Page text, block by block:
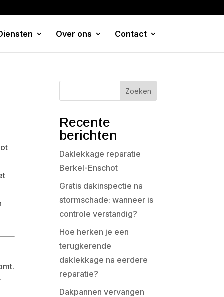
Over ons Contact
Zoeken
Recente
berichten
Daklekkage reparatie
Berkel-Enschot
Gratis dakinspectie na
stormschade: wanneer is
controle verstandig?
Hoe herken je een
terugkerende
daklekkage na eerdere
reparatie?
Dakpannen vervangen